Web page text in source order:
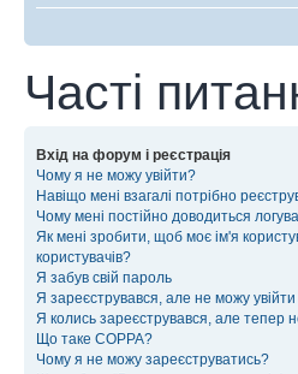
Часті
Вхід на форум і реєстрація
Чому я не можу увійти?
Навіщо мені взагалі потрібно
Чому мені постійно доводиться
Як мені зробити, щоб моє ім'я
користувачів?
Я забув свій пароль
Я зареєструвався, але не можу
Я колись зареєструвався, але тепер
Що таке COPPA?
Чому я не можу зареєструватись?